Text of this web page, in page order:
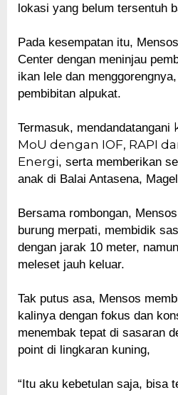
lokasi yang belum tersentuh
Pada kesempatan itu,
Center dengan meninjau
ikan lele dan
pembibitan alpukat.
Termasuk, mendandatangani
MoU dengan IOF, RAPI
Energi, serta memberikan
anak di Balai Antasena,
Bersama rombongan,
burung merpati, membidik
dengan jarak 10 meter,
meleset jauh keluar.
Tak putus asa, Mensos
kalinya dengan fokus dan
menembak tepat di sasaran
point di lingkaran kuning,
“Itu aku kebetulan saja, bisa